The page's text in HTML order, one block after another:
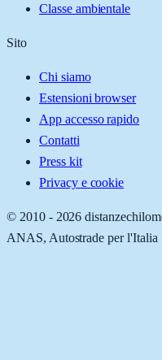
Classe ambientale
Sito
Chi siamo
Estensioni browser
App accesso rapido
Contatti
Press kit
Privacy e cookie
© 2010 - 2026
ANAS, Autostrade per l'Italia